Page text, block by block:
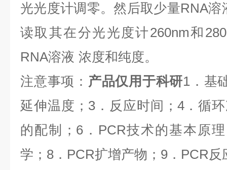
光光度计调零。然后取少量RNA溶
读取其在分光光度计260nm和
RNA溶液 浓度和纯度。
注意事项： 产品仅用于科研1 ．基
延伸温度； 3．反应时间； 4．循
的配制； 6． PCR技术的基本原
学； 8 ． PCR扩增产物； 9 ． PCR反